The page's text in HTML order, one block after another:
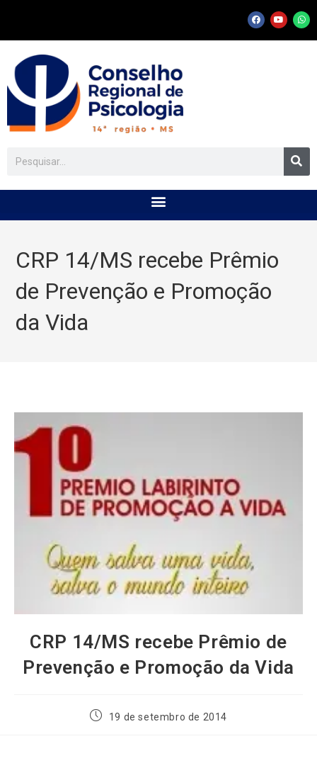
CRP 14/MS recebe Prêmio
de Prevenção e Promoção
da Vida
CRP 14/MS recebe Prêmio de
Prevenção e Promoção da Vida
19 de setembro de 2014